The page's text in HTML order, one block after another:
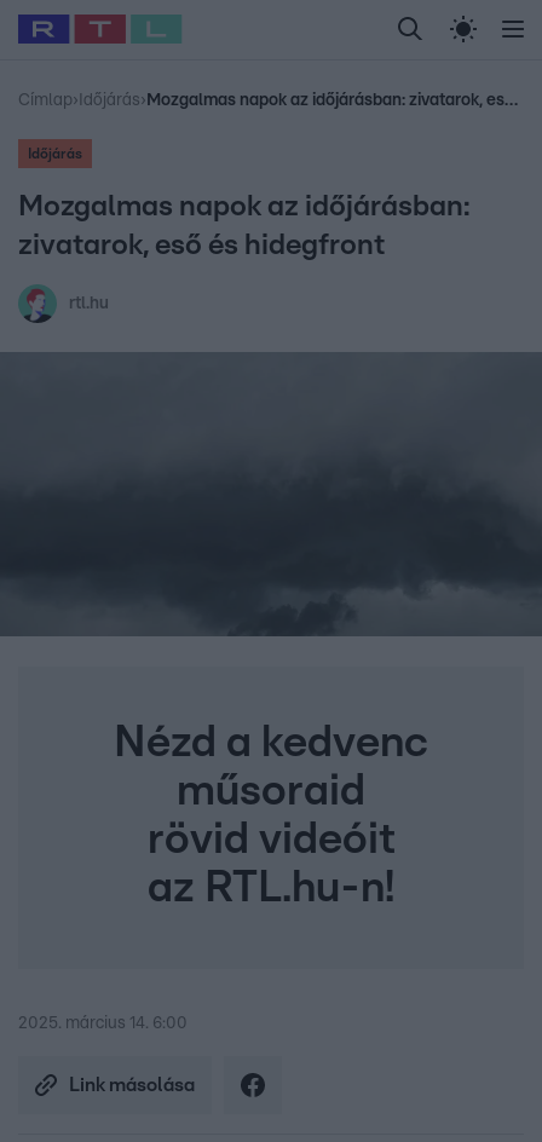
Legfrissebb RTL Híradó Randi Celeb vagyok,
Babits Marcella Most Wanted Gallusz
Címlap› Időjárás› Mozgalmas napok az időjárásban: zivatarok, eső és hidegfront
Időjárás
Mozgalmas napok az időjárásban:
zivatarok, eső és hidegfront
rtl.hu
Nézd a kedvenc
műsoraid
rövid videóit
az RTL.hu-n!
2025. március 14. 6:00
Link másolása